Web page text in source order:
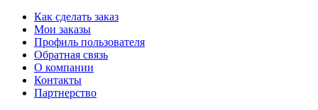
Как сделать заказ
Мои заказы
Профиль пользователя
Обратная связь
О компании
Контакты
Партнерство